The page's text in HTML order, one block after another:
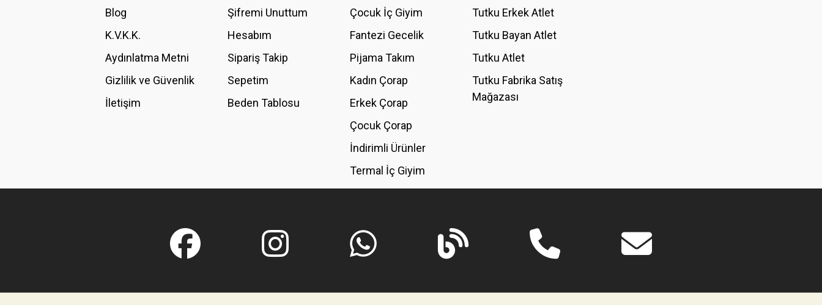
Blog
K.V.K.K.
Aydınlatma Metni
Gizlilik ve Güvenlik
İletişim
Şifremi Unuttum
Hesabım
Sipariş Takip
Sepetim
Beden Tablosu
Çocuk İç Giyim
Fantezi Gecelik
Pijama Takım
Kadın Çorap
Erkek Çorap
Çocuk Çorap
İndirimli Ürünler
Termal İç Giyim
Tutku Erkek Atlet
Tutku Bayan Atlet
Tutku Atlet
Tutku Fabrika Satış
Mağazası